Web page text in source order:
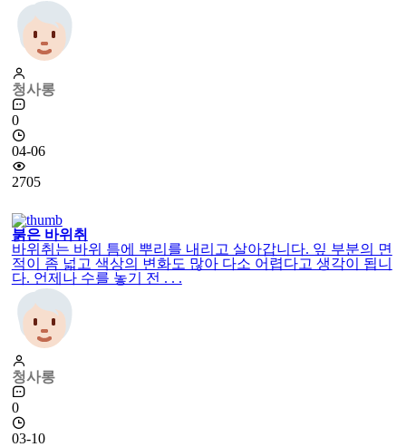
청사롱
0
04-06
2705
붉은 바위취
바위취는 바위 틈에 뿌리를 내리고 살아갑니다. 잎 부분의 면
적이 좀 넓고 색상의 변화도 많아 다소 어렵다고 생각이 됩니
다. 언제나 수를 놓기 전 . . .
청사롱
0
03-10